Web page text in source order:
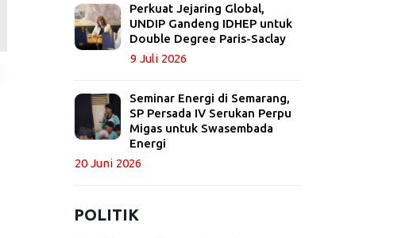
Perkuat Jejaring Global,
UNDIP Gandeng IDHEP untuk
Double Degree Paris-Saclay
9 Juli 2026
Seminar Energi di Semarang,
SP Persada IV Serukan Perpu
Migas untuk Swasembada
Energi
20 Juni 2026
POLITIK